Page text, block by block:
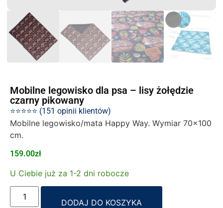
Mobilne legowisko dla psa – lisy żołędzie
czarny pikowany
⭐⭐⭐⭐⭐ (151 opinii klientów)
Mobilne legowisko/mata Happy Way. Wymiar 70×100
cm.
159.00zł
U Ciebie już za 1-2 dni robocze
DODAJ DO KOSZYKA